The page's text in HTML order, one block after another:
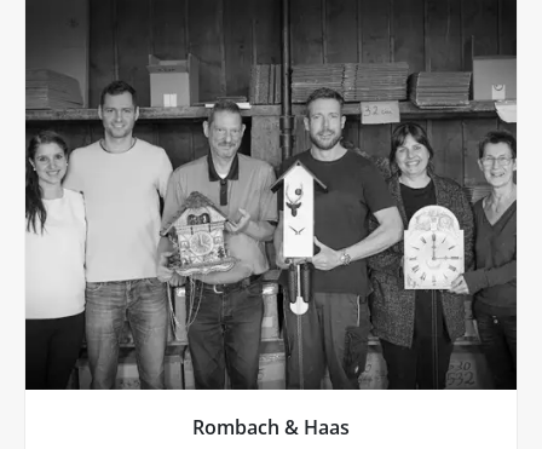
Rombach & Haas
Desde hace 125 años, Rombach & Haas fabrica relojes
de cuco y los envía a todo el mundo. Todos estos
relojes se siguen fabricando en los mismos bancos de
trabajo que hace 125 años. Hay relojes de cuco con
diseño Bauhaus, variantes de neón y los clásicos
conocidos.
Más de Rombach & Haas